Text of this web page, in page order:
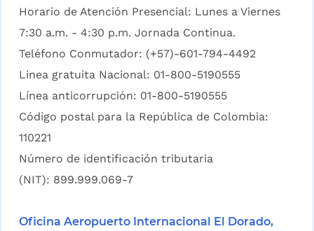
Horario de Atención Presencial: Lunes a Viernes
7:30 a.m. - 4:30 p.m. Jornada Continua.
Teléfono Conmutador: (+57)-601-794-4492
Linea gratuita Nacional: 01-800-5190555
Línea anticorrupción: 01-800-5190555
Código postal para la República de Colombia:
110221
Número de identificación tributaria
(NIT): 899.999.069-7
Oficina Aeropuerto Internacional El Dorado,